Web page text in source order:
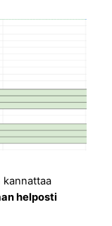
kannattaa
helposti